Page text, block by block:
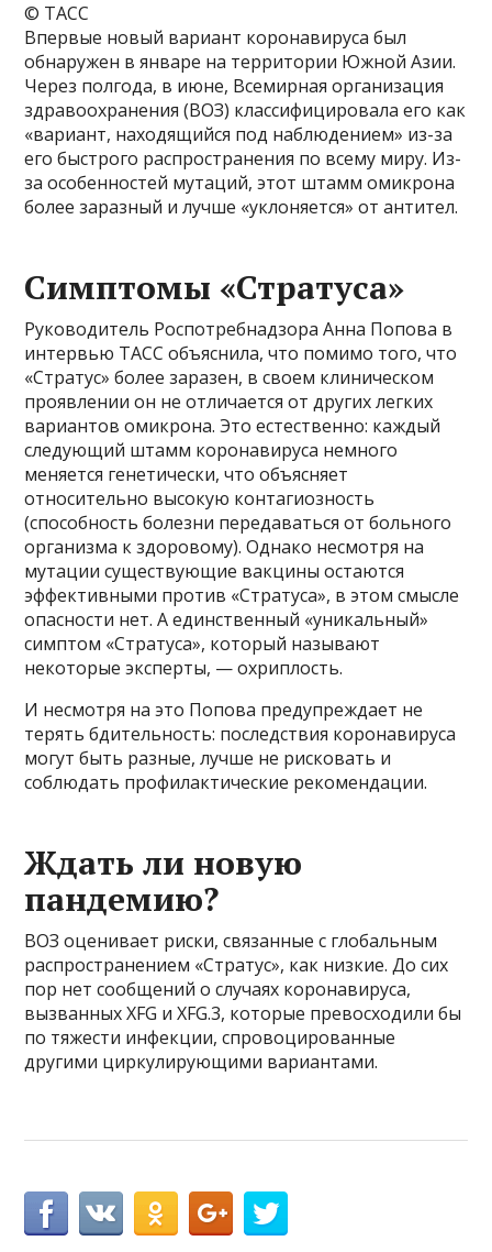
© ТАСС
Впервые новый вариант коронавируса был
обнаружен в январе на территории Южной Азии.
Через полгода, в июне, Всемирная организация
здравоохранения (ВОЗ) классифицировала его как
«вариант, находящийся под наблюдением» из-за
его быстрого распространения по всему миру. Из-
за особенностей мутаций, этот штамм омикрона
более заразный и лучше «уклоняется» от антител.
Симптомы «Стратуса»‎
Руководитель Роспотребнадзора Анна Попова в
интервью ТАСС объяснила, что помимо того, что
«Стратус»‎ более заразен, в своем клиническом
проявлении он не отличается от других легких
вариантов омикрона. Это естественно: каждый
следующий штамм коронавируса немного
меняется генетически, что объясняет
относительно высокую контагиозность
(способность болезни передаваться от больного
организма к здоровому). Однако несмотря на
мутации существующие вакцины остаются
эффективными против «Стратуса»‎, в этом смысле
опасности нет. А единственный «уникальный»‎
симптом «Стратуса»‎, который называют
некоторые эксперты, — охриплость.
И несмотря на это Попова предупреждает не
терять бдительность: последствия коронавируса
могут быть разные, лучше не рисковать и
соблюдать профилактические рекомендации.
Ждать ли новую
пандемию?
ВОЗ оценивает риски, связанные с глобальным
распространением «Стратус»‎, как низкие. До сих
пор нет сообщений о случаях коронавируса,
вызванных XFG и XFG.3, которые превосходили бы
по тяжести инфекции, спровоцированные
другими циркулирующими вариантами.